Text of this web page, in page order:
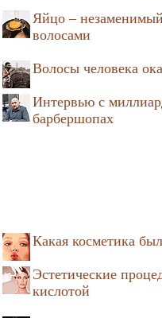
Яйцо –
волосами
Волосы человека
Интервью с
барбершопах
Какая косметика
Эстетические
кислотой